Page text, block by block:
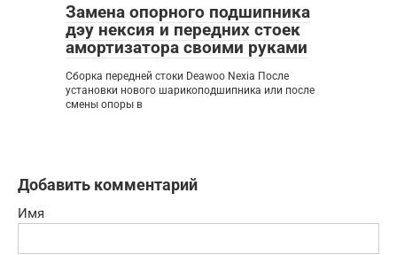
Замена опорного подшипника
дэу нексия и передних стоек
амортизатора своими руками
Сборка передней стоки Deawoo Nexia После
установки нового шарикоподшипника или после
смены опоры в
Добавить комментарий
Имя